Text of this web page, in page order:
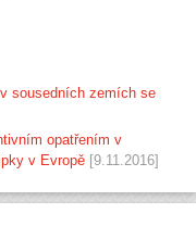
sousedních zemích se
opatřením v
v Evropě [9.11.2016]